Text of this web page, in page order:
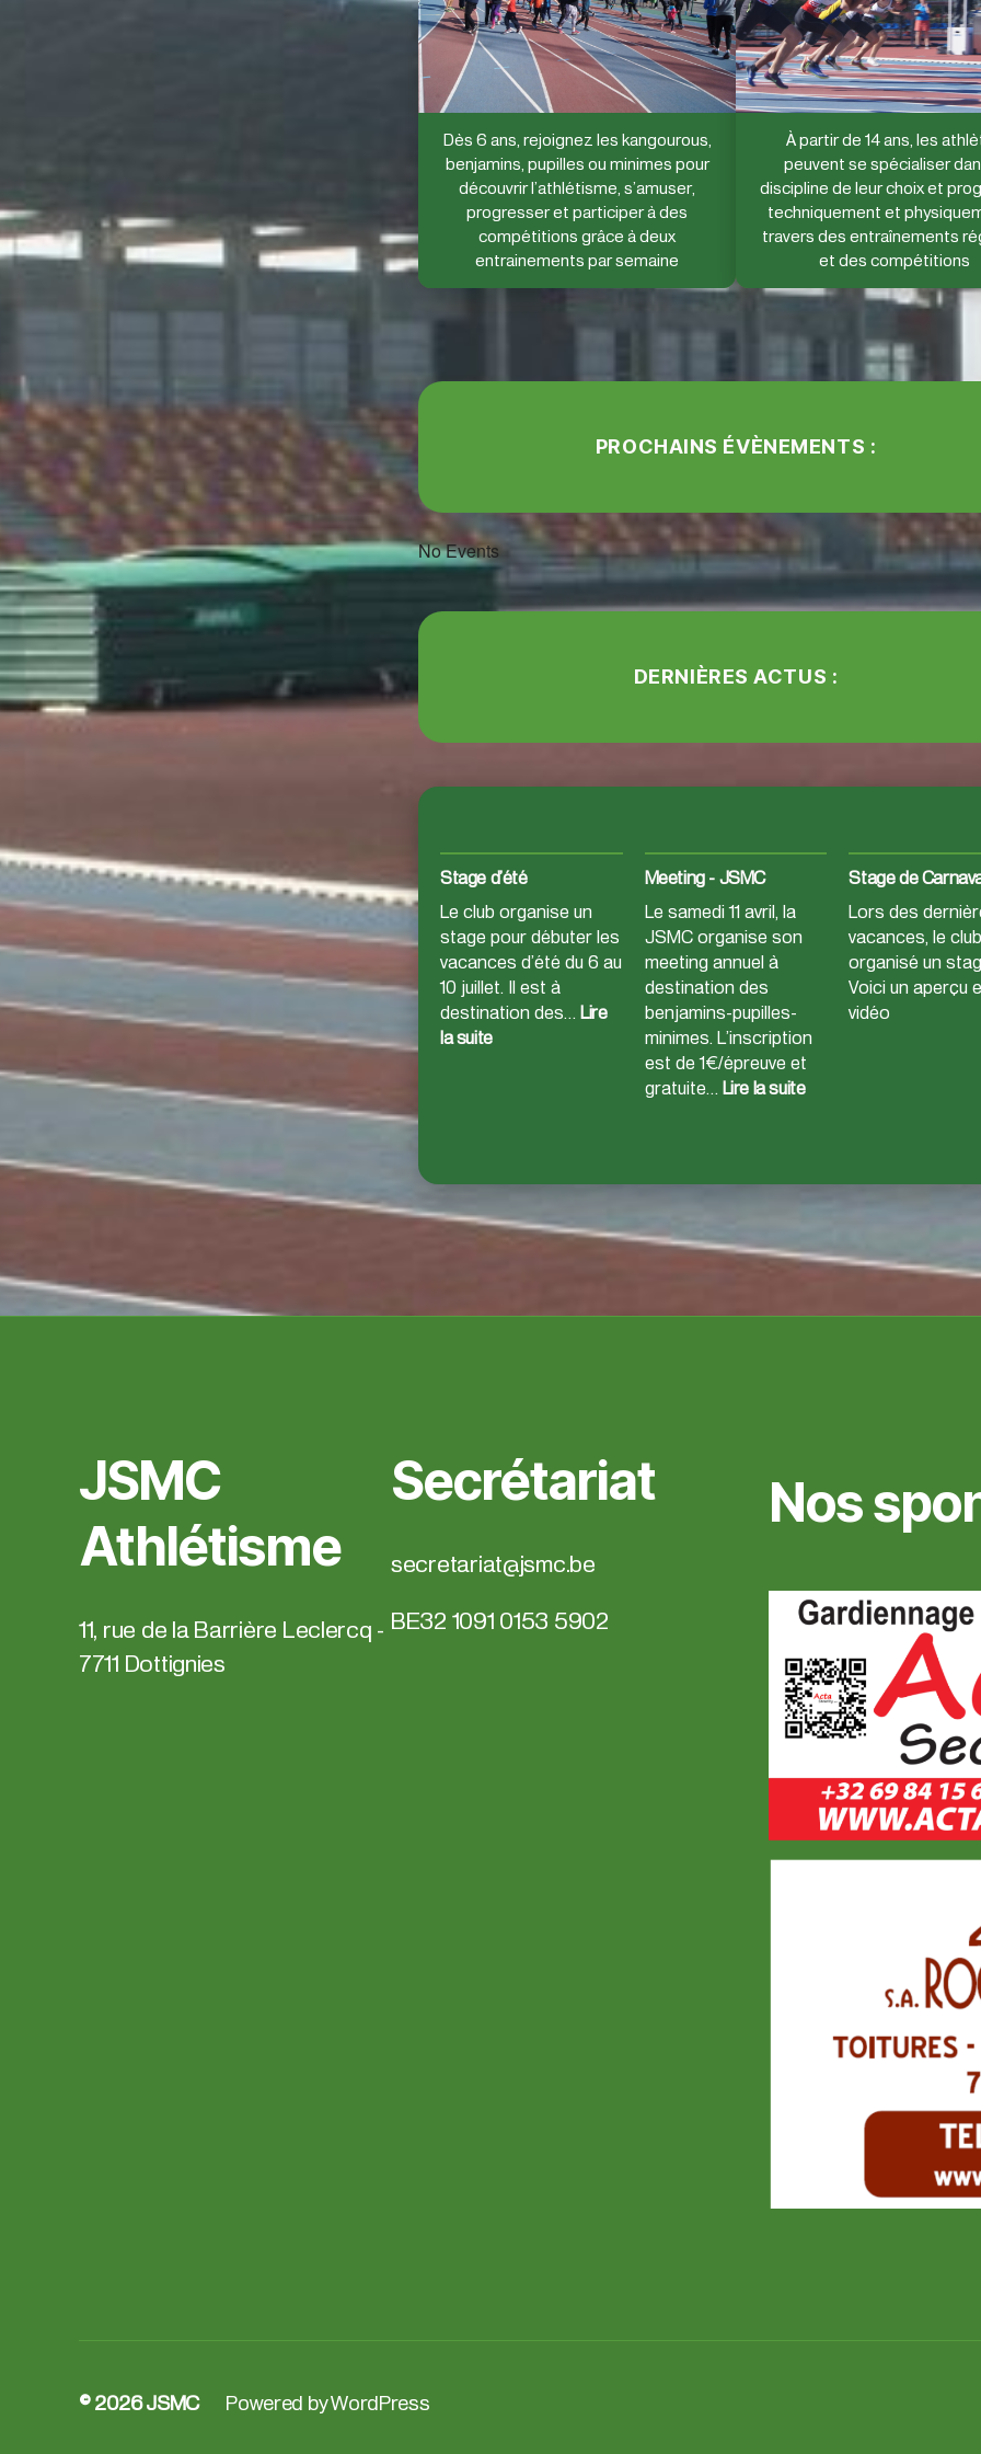
Dès 6 ans, rejoignez les kangourous,
benjamins, pupilles ou minimes pour
découvrir l’athlétisme, s’amuser,
progresser et participer à des
compétitions grâce à deux
entrainements par semaine
À partir de 14 ans, les
peuvent se spécialiser
discipline de leur choix et
techniquement et
travers des entraînements
et des compétitions
PROCHAINS ÉVÈNEMENTS :
No Events
DERNIÈRES ACTUS :
Stage d’été
Le club organise un
stage pour débuter les
vacances d’été du 6 au
10 juillet. Il est à
destination des… Lire
la suite:
Meeting – JSMC
Le samedi 11 avril, la
JSMC organise son
meeting annuel à
destination des
benjamins-pupilles-
minimes. L’inscription
est de 1€/épreuve et
gratuite… Lire la suite:
Stage de
Lors des
vacances, le
organisé un
Voici un aperçu
vidéo
JSMC
Athlétisme
11, rue de la Barrière Leclercq -
7711 Dottignies
Secrétariat
secretariat@jsmc.be
BE32 1091 0153 5902
Nos
© 2026JSMC Powered by WordPress